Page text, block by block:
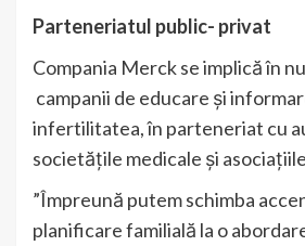
Parteneriatul public- privat
Compania Merck se implică în
campanii de educare și
infertilitatea, în parteneriat cu
societățile medicale și
”Împreună putem schimba
planificare familială la o